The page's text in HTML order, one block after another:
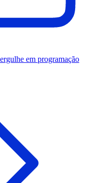
em programação